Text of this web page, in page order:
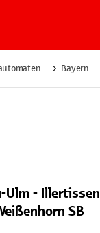
Bayern
Ulm - Illertissen
SB